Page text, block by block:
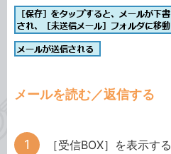
メールを読む／返信する
［受信BOX］を表示する